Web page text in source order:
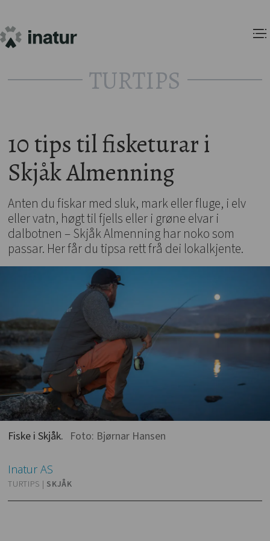
TURTIPS
10 tips til fisketurar i
Skjåk Almenning
Anten du fiskar med sluk, mark eller fluge, i elv
eller vatn, høgt til fjells eller i grøne elvar i
dalbotnen – Skjåk Almenning har noko som
passar. Her får du tipsa rett frå dei lokalkjente.
Fiske i Skjåk. Foto: Bjørnar Hansen
Inatur AS
TURTIPS | SKJÅK